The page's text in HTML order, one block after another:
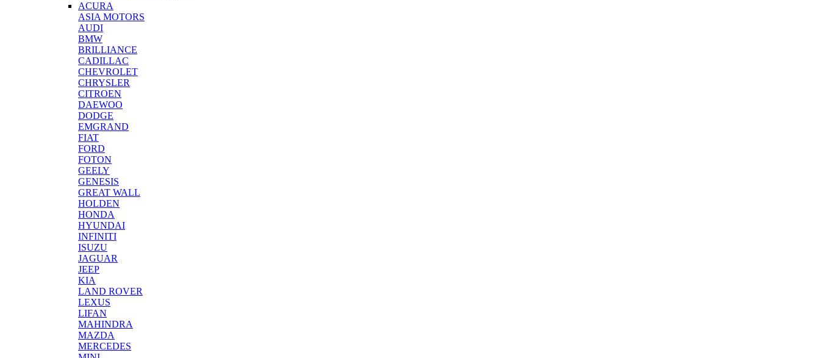
ACURA
ASIA MOTORS
AUDI
BMW
BRILLIANCE
CADILLAC
CHEVROLET
CHRYSLER
CITROEN
DAEWOO
DODGE
EMGRAND
FIAT
FORD
FOTON
GEELY
GENESIS
GREAT WALL
HOLDEN
HONDA
HYUNDAI
INFINITI
ISUZU
JAGUAR
JEEP
KIA
LAND ROVER
LEXUS
LIFAN
MAHINDRA
MAZDA
MERCEDES